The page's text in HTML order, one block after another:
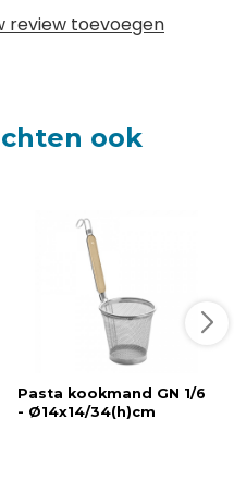
review toevoegen
ook
Pasta kookmand GN 1/6
- Ø14x14/34(h)cm